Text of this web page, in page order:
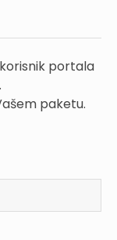
portala
paketu.